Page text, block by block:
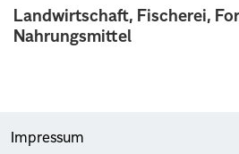
Landwirtschaft, Fischerei,
Nahrungsmittel
Impressum